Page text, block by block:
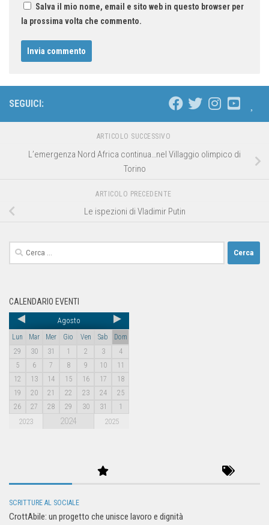
Salva il mio nome, email e sito web in questo browser per
la prossima volta che commento.
SEGUICI:
ARTICOLO SUCCESSIVO
L’emergenza Nord Africa continua…nel Villaggio olimpico di
Torino
ARTICOLO PRECEDENTE
Le ispezioni di Vladimir Putin
CALENDARIO EVENTI
Agosto
Lun Mar Mer Gio Ven Sab
Dom
29
30 31 1 2 3
4
5
6 7 8 9 10
11
12
13 14 15 16 17
18
19
20 21 22 23 24
25
26
27 28 29 30 31 1
2023 2024 2025
SCRITTURE AL SOCIALE
CrottAbile: un progetto che unisce lavoro e dignità